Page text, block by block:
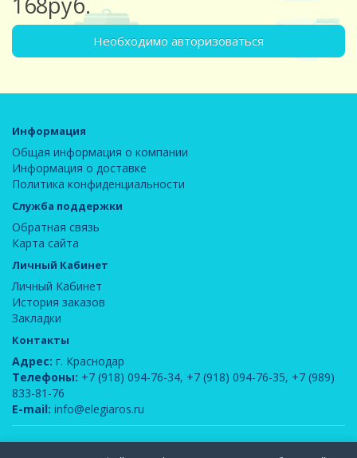
Необходимо авторизоваться
Информация
Общая информация о компании
Информация о доставке
Политика конфиденциальности
Служба поддержки
Обратная связь
Карта сайта
Личный Кабинет
Личный Кабинет
История заказов
Закладки
Контакты
Адрес: г. Краснодар
Телефоны: +7 (918) 094-76-34, +7 (918) 094-76-35, +7 (989)
833-81-76
E-mail: info@elegiaros.ru